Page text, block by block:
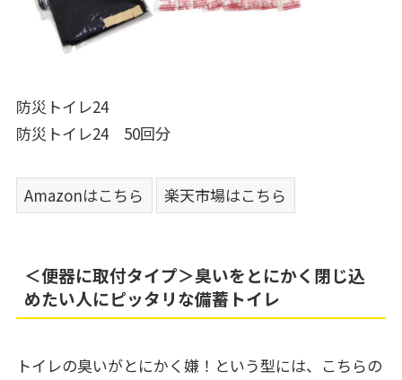
防災トイレ24
防災トイレ24 50回分
Amazonはこちら 楽天市場はこちら
＜便器に取付タイプ＞臭いをとにかく閉じ込
めたい人にピッタリな備蓄トイレ
トイレの臭いがとにかく嫌！という型には、こちらの